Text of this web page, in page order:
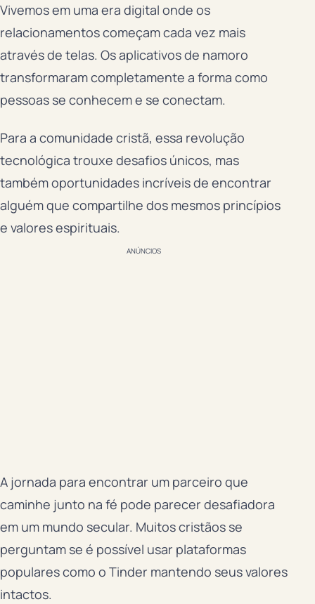
Vivemos em uma era digital onde os
relacionamentos começam cada vez mais
através de telas. Os aplicativos de namoro
transformaram completamente a forma como
pessoas se conhecem e se conectam.
Para a comunidade cristã, essa revolução
tecnológica trouxe desafios únicos, mas
também oportunidades incríveis de encontrar
alguém que compartilhe dos mesmos princípios
e valores espirituais.
ANÚNCIOS
A jornada para encontrar um parceiro que
caminhe junto na fé pode parecer desafiadora
em um mundo secular. Muitos cristãos se
perguntam se é possível usar plataformas
populares como o Tinder mantendo seus valores
intactos.